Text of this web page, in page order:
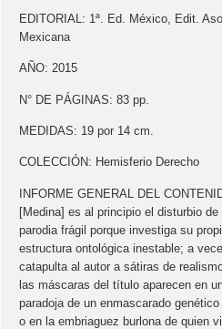
EDITORIAL: 1ª. Ed. México, Edit.
Mexicana
AÑO: 2015
N° DE PÁGINAS: 83 pp.
MEDIDAS: 19 por 14 cm.
COLECCIÓN: Hemisferio Derecho
INFORME GENERAL DEL
[Medina] es al principio el disturbio
parodia frágil porque investiga su
estructura ontológica inestable; a
catapulta al autor a sátiras de
las máscaras del título aparecen en
paradoja de un enmascarado
o en la embriaguez burlona de quien